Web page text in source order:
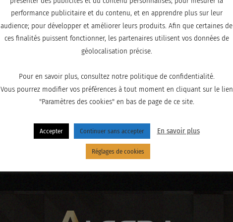
performance publicitaire et du contenu, et en apprendre plus sur leur
audience; pour développer et améliorer leurs produits. Afin que certaines de
ces finalités puissent fonctionner, les partenaires utilisent vos données de
géolocalisation précise.
Pour en savoir plus, consultez notre politique de confidentialité.
Vous pourrez modifier vos préférences à tout moment en cliquant sur le lien
"Paramètres des cookies" en bas de page de ce site.
Accepter Continuer sans accepter En savoir plus
Réglages de cookies